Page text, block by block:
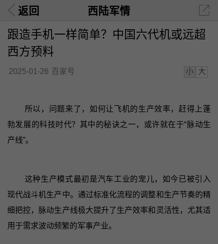
返回 西陆军情
跟造手机一样简单？中国六代机或远超
西方预料
2025-01-26 百家号 小 大
所以，问题来了，如何让飞机的生产效率，赶得上蓬
勃发展的科技时代？其中的秘诀之一，或许就在于“脉动生
产线”。
这种生产模式最初是汽车工业的宠儿，如今已被引入
现代战斗机生产中。通过标准化流程的调整和生产节奏的精
细把控，脉动生产线极大提升了生产效率和灵活性，尤其适
用于需求波动频繁的军事产业。